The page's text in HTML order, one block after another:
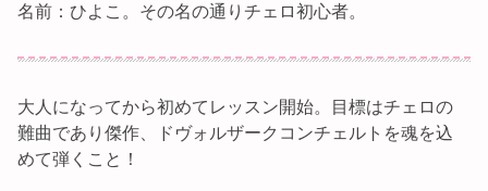
名前：ひよこ。その名の通りチェロ初心者。
大人になってから初めてレッスン開始。目標はチェロの
難曲であり傑作、ドヴォルザークコンチェルトを魂を込
めて弾くこと！